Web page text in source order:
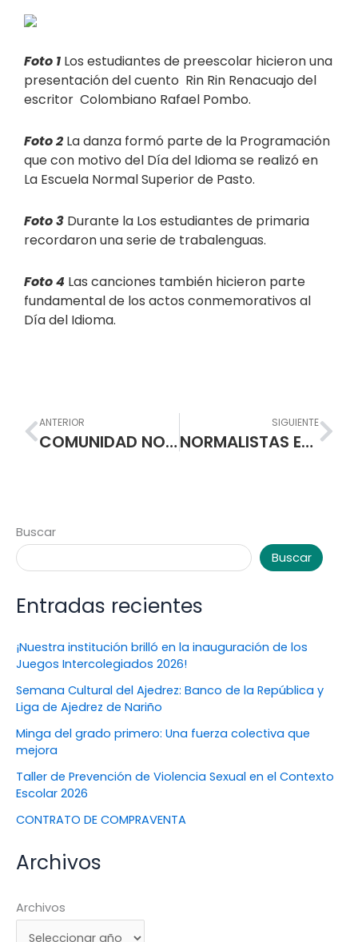
Foto 1 Los estudiantes de preescolar hicieron una
presentación del cuento Rin Rin Renacuajo del
escritor Colombiano Rafael Pombo.
Foto 2La danza formó parte de la Programación
que con motivo del Día del Idioma se realizó en
La Escuela Normal Superior de Pasto.
Foto 3 Durante la Los estudiantes de primaria
recordaron una serie de trabalenguas.
Foto 4 Las canciones también hicieron parte
fundamental de los actos conmemorativos al
Día del Idioma.
Prev
ANTERIOR
COMUNIDAD NORMALISTA ANALIZARÁ CON AVANTE PROYECTO EJE CARRERA 27 DEL PLAN DE MOVILIDAD
SIGUIENTE
NORMALISTAS ENVIARON 8 TONELADAS DE AYUDAS HUMANITARIA PARA DAMNIFICADOS DE TERREMOTO
Buscar
Buscar
Entradas recientes
¡Nuestra institución brilló en la inauguración de los
Juegos Intercolegiados 2026!
Semana Cultural del Ajedrez: Banco de la República y
Liga de Ajedrez de Nariño
Minga del grado primero: Una fuerza colectiva que
mejora
Taller de Prevención de Violencia Sexual en el Contexto
Escolar 2026
CONTRATO DE COMPRAVENTA
Archivos
Archivos